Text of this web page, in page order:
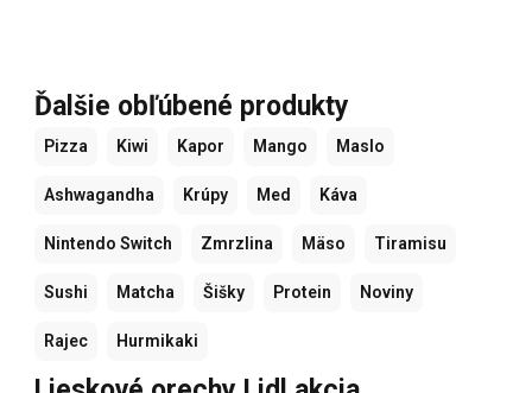
Ďalšie obľúbené produkty
Pizza Kiwi Kapor Mango Maslo
Ashwagandha Krúpy Med Káva
Nintendo Switch Zmrzlina Mäso Tiramisu
Sushi Matcha Šišky Protein Noviny
Rajec Hurmikaki